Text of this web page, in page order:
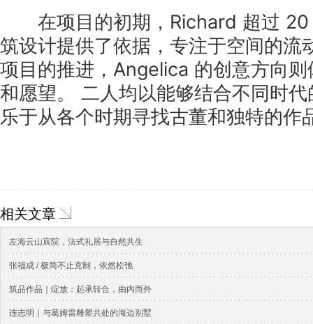
在项目的初期，Richard 超过 20
筑设计提供了依据，专注于空间的流
项目的推进，Angelica 的创意方向
和愿望。 二人均以能够结合不同时
乐于从各个时期寻找古董和独特的作
相关文章
左海云山宸院，法式礼居与自然共生
张福成 / 极简不止克制，依然松弛
筑品作品｜绽放：起承转合，由内而外
连志明｜与葛姆雷雕塑共处的海边别墅